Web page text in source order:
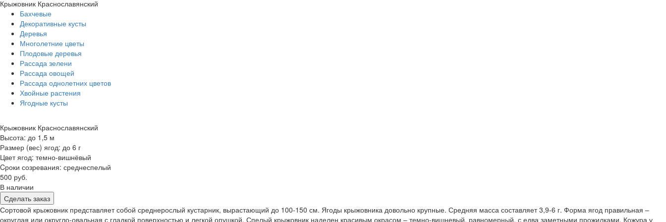
Крыжовник Краснославянский
Бахчевые
Декоративные кусты
Деревья
Многолетние цветы
Плодовые деревья
Рассада зелени
Рассада овощей
Рассада однолетних цветов
Хвойные растения
Ягодные кусты
Крыжовник Краснославянский
Высота: до 1,5 м
Размер (вес) ягод: до 6 г
Цвет ягод: темно-вишнёвый
Cроки созревания: среднеспелый
500 руб.
В наличии
Сделать заказ
Сортовой крыжовник представляет собой среднерослый кустарник, вырастающий до 100-150 см. Ягоды крыжовника довольно крупные. Средняя масса составляет 3,9-6 г. Форма ягод правильная –
округлая или округло-овальная с гладкой поверхностью и легкой опушкой. Спелый крыжовник наделен красивым окрасом – темно-вишневый, равномерный, с едва заметными прожилками. Кожура у